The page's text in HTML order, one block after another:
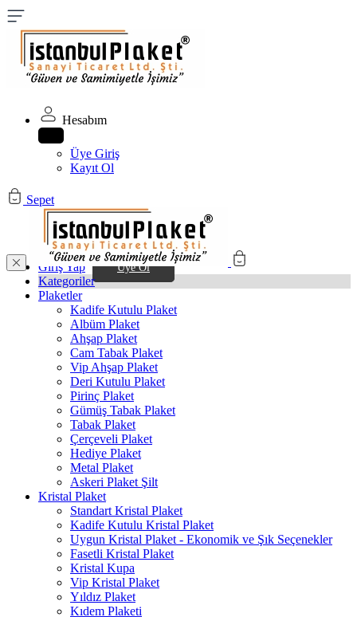
Hesabım
Üye Giriş
Kayıt Ol
Sepet
Giriş Yap Üye Ol
Kategoriler
Plaketler
Kadife Kutulu Plaket
Albüm Plaket
Ahşap Plaket
Cam Tabak Plaket
Vip Ahşap Plaket
Deri Kutulu Plaket
Pirinç Plaket
Gümüş Tabak Plaket
Tabak Plaket
Çerçeveli Plaket
Hediye Plaket
Metal Plaket
Askeri Plaket Şilt
Kristal Plaket
Standart Kristal Plaket
Kadife Kutulu Kristal Plaket
Uygun Kristal Plaket - Ekonomik ve Şık Seçenekler
Fasetli Kristal Plaket
Kristal Kupa
Vip Kristal Plaket
Yıldız Plaket
Kıdem Plaketi